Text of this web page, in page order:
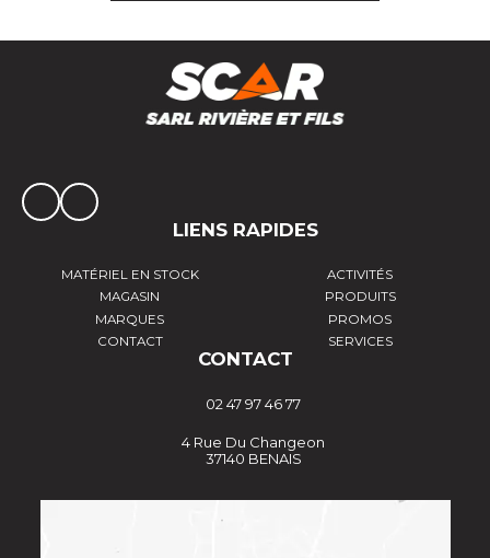
LIENS RAPIDES
MATÉRIEL EN STOCK
ACTIVITÉS
MAGASIN
PRODUITS
MARQUES
PROMOS
CONTACT
SERVICES
CONTACT
02 47 97 46 77
4 Rue Du Changeon
37140 BENAIS